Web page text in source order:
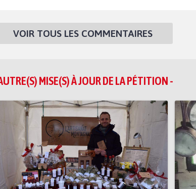
VOIR TOUS LES COMMENTAIRES
MISE(S) À JOUR DE LA PÉTITION -